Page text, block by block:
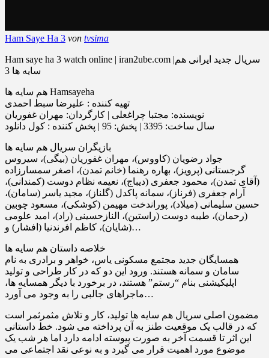
Ham Saye Ha 3 von tvsima
Ham saye ha 3 watch online | iran2ube.com |سریال جدید ایرانی هم
سایه ها 3
هم سایه ها Hamsayeha
تهیه‌ کننده : علیرضا سبط احمدی
نویسنده: مجتبا چراغعلی | کارگردان: مهران غفوریان
سال ساخت: 3395 | پخش: 95 | پخش کننده : کول دانلود
بازیگران سریال هم سایه ها
جواد رضویان (کاووس)، مهران غفوریان (بیگى)، سیروس
گرجستانى (پرویز)، بهاره رهنما (خانم تمدن)، اصغر سمسارزاده
(آقاى تمدن)، محمود جعفرى (دیباج)، نعیمه نظام دوست (کمندانى)،
آرام جعفرى (فرناز)، سمانه پاکدل (گلناز)، مجید یاسر (سامان)،
حسین سلیمانى (میلاد)، پوراندخت مهیمن (کوشکى)، مسعود چوبین
(رحمان)، طیبه دوست (راستین)، النازحسینى (راد)، امید علومى
(شایان)، کاظم افرندنیا (افشار) و…
خلاصه داستان هم سایه ها
همسایگان جدید مجتمع مسکونی یاس، خواهر و برادری به نام
سامان و سمانه هستند. ورود این دو که در کار طراحی و تولید
اپلیکیشنی بنام “رستم” هستند، در برخورد با دیگر همسایه ها،
ماجراهای جالبی را به وجود می آورد…
مضمون اصلی سریال هم سایه ها تولید، کار و تلاش مثمرثمر است
که در قالب یک موقعیت طنز به آن پرداخته می شود. خط داستانی
این اثر تا قسمت آخر به صورت پیوسته ادامه دارد اما هر شب یک
موضوع مورد اهمیت قرار می گیرد و به نوعی نقد اجتماعی می